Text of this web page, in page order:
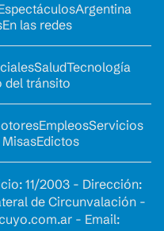
Argentina
En las redes
SaludTecnología
del tránsito
EmpleosServicios
Edictos
11/2003 - Dirección:
de Circunvalación -
- Email: